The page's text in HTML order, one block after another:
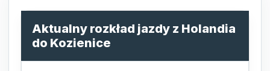
Aktualny rozkład jazdy z Holandia
do Kozienice